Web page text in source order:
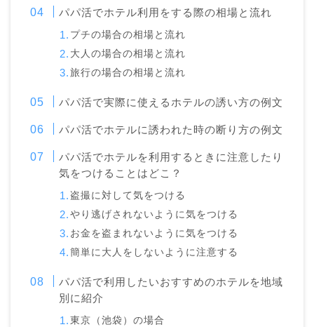
パパ活でホテル利用をする際の相場と流れ
プチの場合の相場と流れ
大人の場合の相場と流れ
旅行の場合の相場と流れ
パパ活で実際に使えるホテルの誘い方の例文
パパ活でホテルに誘われた時の断り方の例文
パパ活でホテルを利用するときに注意したり
気をつけることはどこ？
盗撮に対して気をつける
やり逃げされないように気をつける
お金を盗まれないように気をつける
簡単に大人をしないように注意する
パパ活で利用したいおすすめのホテルを地域
別に紹介
東京（池袋）の場合